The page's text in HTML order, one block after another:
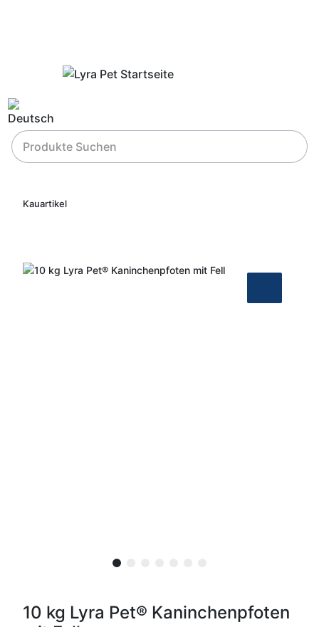
Kauartikel
10 kg Lyra Pet® Kaninchenpfoten